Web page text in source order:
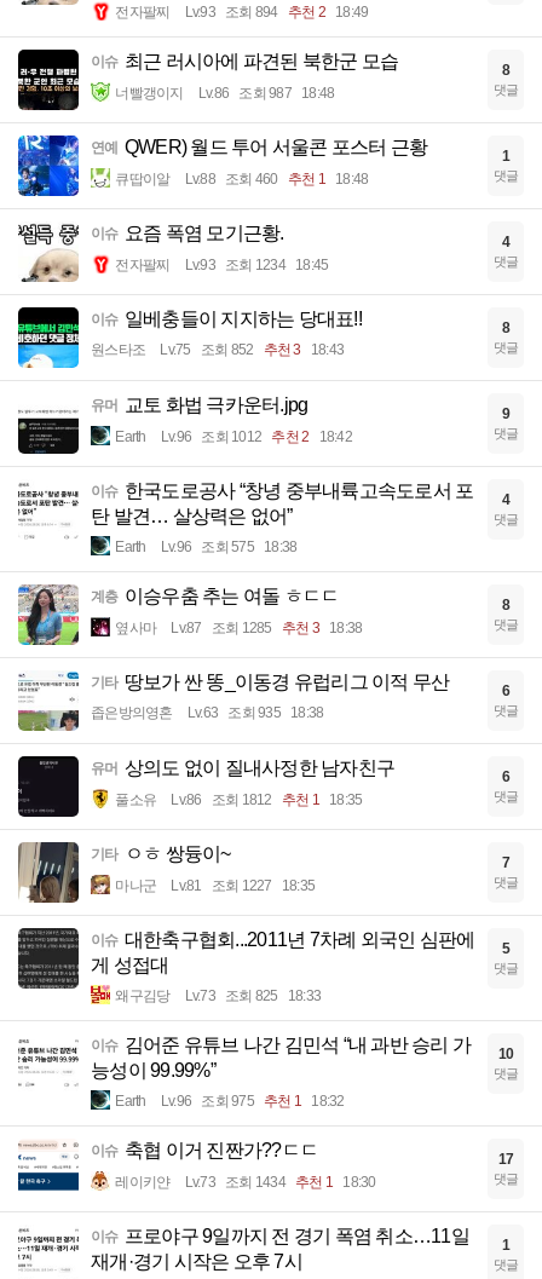
전자팔찌 Lv.93 조회 894 추천 2 18:49
이슈 최근 러시아에 파견된 북한군 모습
너빨갱이지 Lv.86 조회 987 18:48
8
댓글
연예 QWER) 월드 투어 서울콘 포스터 근황
큐땁이알 Lv.88 조회 460 추천 1 18:48
1
댓글
이슈 요즘 폭염 모기근황.
전자팔찌 Lv.93 조회 1234 18:45
4
댓글
이슈 일베충들이 지지하는 당대표!!
원스타조 Lv.75 조회 852 추천 3 18:43
8
댓글
유머 교토 화법 극카운터.jpg
Earth Lv.96 조회 1012 추천 2 18:42
9
댓글
이슈 한국도로공사 “창녕 중부내륙고속도로서 포
탄 발견… 살상력은 없어”
Earth Lv.96 조회 575 18:38
4
댓글
계층 이승우춤 추는 여돌 ㅎㄷㄷ
옆사마 Lv.87 조회 1285 추천 3 18:38
8
댓글
기타 땅보가 싼 똥_이동경 유럽리그 이적 무산
좁은방의영혼 Lv.63 조회 935 18:38
6
댓글
유머 상의도 없이 질내사정한 남자친구
풀소유 Lv.86 조회 1812 추천 1 18:35
6
댓글
기타 ㅇㅎ 쌍듕이~
마나군 Lv.81 조회 1227 18:35
7
댓글
이슈 대한축구협회...2011년 7차례 외국인 심판에
게 성접대
왜구김당 Lv.73 조회 825 18:33
5
댓글
이슈 김어준 유튜브 나간 김민석 “내 과반 승리 가
능성이 99.99%”
Earth Lv.96 조회 975 추천 1 18:32
10
댓글
이슈 축협 이거 진짠가??ㄷㄷ
레이키얀 Lv.73 조회 1434 추천 1 18:30
17
댓글
이슈 프로야구 9일까지 전 경기 폭염 취소…11일
재개·경기 시작은 오후 7시
1
댓글